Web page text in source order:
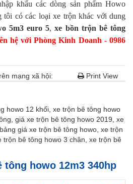
khẩu các dòng sản phẩm Howo
tôi có các loại xe trộn khác với dung
5m3 euro 5,xe bồn trộn bê tông
hệ với Phòng Kinh Doanh - 0986
Print View
mạng xã hội:
howo 12 khối xe trộn bê tông howo
giá xe trộn bê tông howo 2019 xe
bảng giá xe trộn bê tông howo xe trộn
trộn bê tông howo 3 chân xe trộn bê
tông howo 12m3 340hp